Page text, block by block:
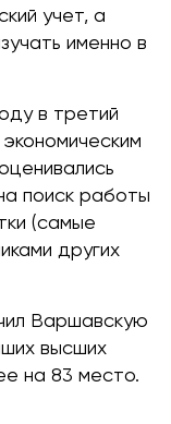
учет, а
именно в
в третий
поиск работы
(самые
других
Варшавскую
высших
на 83 место.